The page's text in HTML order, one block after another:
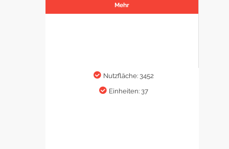
Mehr
Nutzfläche: 3452
Einheiten: 37